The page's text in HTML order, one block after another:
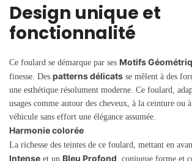
Design unique et
fonctionnalité
Ce foulard se démarque par ses Motifs
finesse. Des patterns délicats se mêlent à des
une esthétique résolument moderne. Ce foulard,
usages comme autour des cheveux, à la ceinture ou
véhicule sans effort une élégance assumée.
Harmonie colorée
La richesse des teintes de ce foulard, mettant en
Intense et un Bleu Profond , conjugue forme et